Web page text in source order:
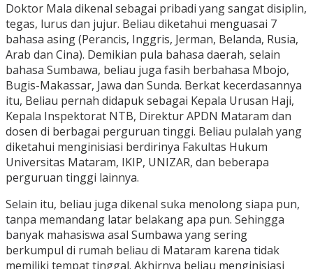
Doktor Mala dikenal sebagai pribadi yang sangat disiplin,
tegas, lurus dan jujur. Beliau diketahui menguasai 7
bahasa asing (Perancis, Inggris, Jerman, Belanda, Rusia,
Arab dan Cina). Demikian pula bahasa daerah, selain
bahasa Sumbawa, beliau juga fasih berbahasa Mbojo,
Bugis-Makassar, Jawa dan Sunda. Berkat kecerdasannya
itu, Beliau pernah didapuk sebagai Kepala Urusan Haji,
Kepala Inspektorat NTB, Direktur APDN Mataram dan
dosen di berbagai perguruan tinggi. Beliau pulalah yang
diketahui menginisiasi berdirinya Fakultas Hukum
Universitas Mataram, IKIP, UNIZAR, dan beberapa
perguruan tinggi lainnya.
Selain itu, beliau juga dikenal suka menolong siapa pun,
tanpa memandang latar belakang apa pun. Sehingga
banyak mahasiswa asal Sumbawa yang sering
berkumpul di rumah beliau di Mataram karena tidak
memiliki tempat tinggal. Akhirnya beliau menginisiasi